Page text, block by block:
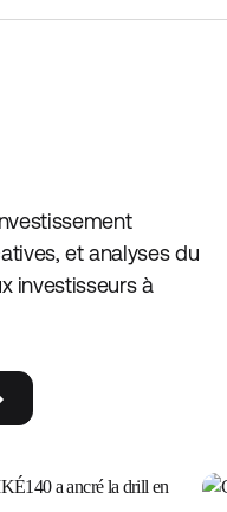
et analyses du
investisseurs à